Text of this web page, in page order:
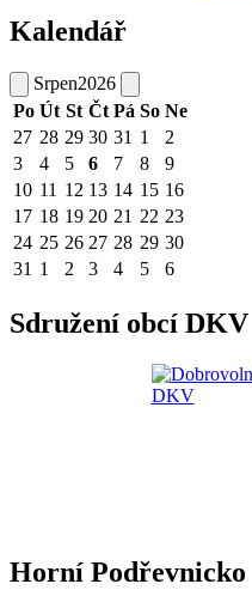
Kalendář
Srpen2026
Po Út St Čt Pá So Ne
27 28 29 30 31 1
2
3
4 5 6 7 8
9
10 11 12 13 14 15 16
17 18 19 20 21 22 23
24 25 26 27 28 29 30
31 1 2 3 4 5 6
Sdružení obcí DKV
Horní Podřevnicko